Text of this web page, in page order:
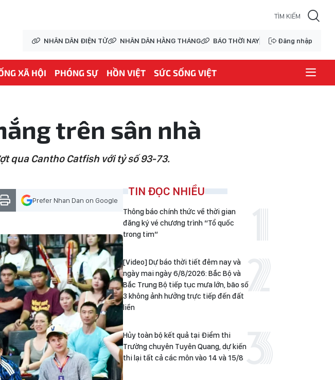
NHÂN DÂN ĐIỆN TỬ NHÂN DÂN HẰNG THÁNG BÁO THỜI NAY Đăng nhập
XÃ HỘI PHÓNG SỰ HỒN VIỆT SỨC SỐNG VIỆT
trên sân nhà
qua Cantho Catfish với tỷ số 93-73.
Prefer Nhan Dan on Google
TIN ĐỌC NHIỀU
Thông báo chính thức về thời gian
đăng ký vé chương trình “Tổ quốc
trong tim”
[Video] Dự báo thời tiết đêm nay và
ngày mai ngày 6/8/2026: Bắc Bộ và
Bắc Trung Bộ tiếp tục mưa lớn, bão số
3 không ảnh hưởng trực tiếp đến đất
liền
Hủy toàn bộ kết quả tại Điểm thi
Trường chuyên Tuyên Quang, dự kiến
thi lại tất cả các môn vào 14 và 15/8